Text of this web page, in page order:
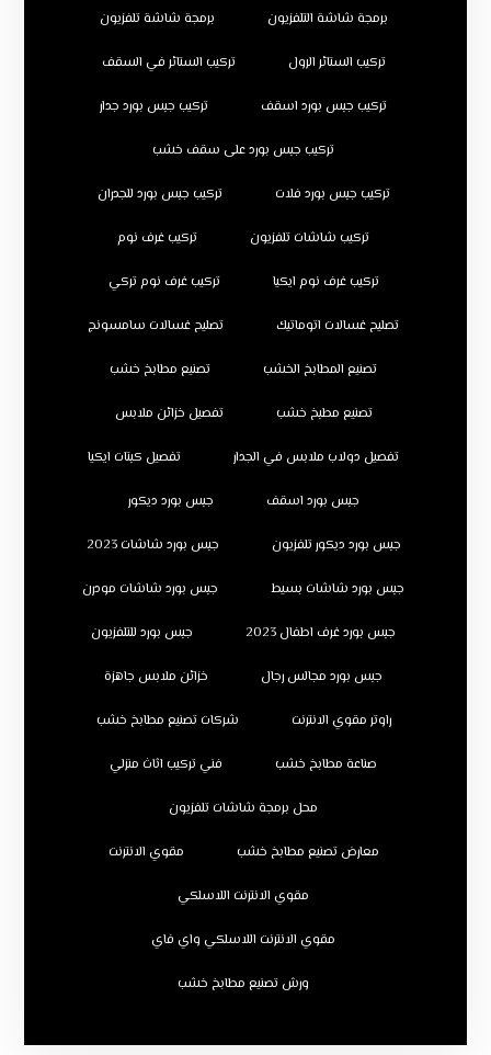
برمجة شاشة التلفزيون برمجة شاشة تلفزيون
تركيب الستائر الرول تركيب الستائر في السقف
تركيب جبس بورد اسقف تركيب جبس بورد جدار
تركيب جبس بورد على سقف خشب
تركيب جبس بورد فلات تركيب جبس بورد للجدران
تركيب شاشات تلفزيون تركيب غرف نوم
تركيب غرف نوم ايكيا تركيب غرف نوم تركي
تصليح غسالات اتوماتيك تصليح غسالات سامسونج
تصنيع المطابخ الخشب تصنيع مطابخ خشب
تصنيع مطبخ خشب تفصيل خزائن ملابس
تفصيل دولاب ملابس في الجدار تفصيل كبتات ايكيا
جبس بورد اسقف جبس بورد ديكور
جبس بورد ديكور تلفزيون جبس بورد شاشات 2023
جبس بورد شاشات بسيط جبس بورد شاشات مودرن
جبس بورد غرف اطفال 2023 جبس بورد للتلفزيون
جبس بورد مجالس رجال خزائن ملابس جاهزة
راوتر مقوي الانترنت شركات تصنيع مطابخ خشب
صناعة مطابخ خشب فني تركيب اثاث منزلي
محل برمجة شاشات تلفزيون
معارض تصنيع مطابخ خشب مقوي الانترنت
مقوي الانترنت اللاسلكي
مقوي الانترنت اللاسلكي واي فاي
ورش تصنيع مطابخ خشب